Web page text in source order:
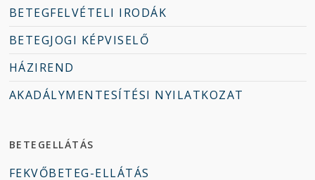
BETEGFELVÉTELI IRODÁK
BETEGJOGI KÉPVISELŐ
HÁZIREND
AKADÁLYMENTESÍTÉSI NYILATKOZAT
BETEGELLÁTÁS
FEKVŐBETEG-ELLÁTÁS